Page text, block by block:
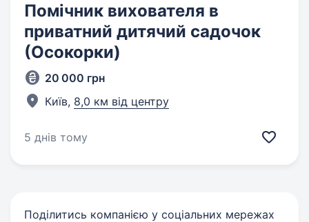
Помічник вихователя в
приватний дитячий садочок
(Осокорки)
20 000 грн
Київ, 8,0 км від центру
5 днів тому
Поділитись компанією у соціальних мережах